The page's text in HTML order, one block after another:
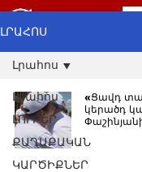
ԼՐԱՀՈՍ
Լրահոս
ԼՈՒՐԵՐ
ՔԱՂԱՔԱԿԱՆ
ԿԱՐԾԻՔՆԵՐ
Լրահոս
«Ցավդ
կերածդ